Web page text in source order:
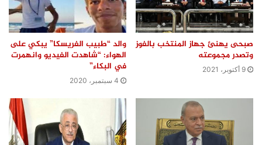
صبحى يهنئ جهاز المنتخب بالفوز
وتصدر مجموعته
9 أكتوبر، 2021
والد “طبيب الفريسكا” يبكي على
الهواء: “شاهدت الفيديو وانهمرت
في البكاء”
4 سبتمبر، 2020